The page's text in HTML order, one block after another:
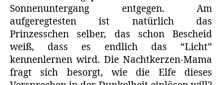
Sonnenuntergang entgegen. Am
aufgeregtesten ist natürlich das
Prinzesschen selber, das schon Bescheid
weiß, dass es endlich das “Licht”
kennenlernen wird. Die Nachtkerzen-Mama
fragt sich besorgt, wie die Elfe dieses